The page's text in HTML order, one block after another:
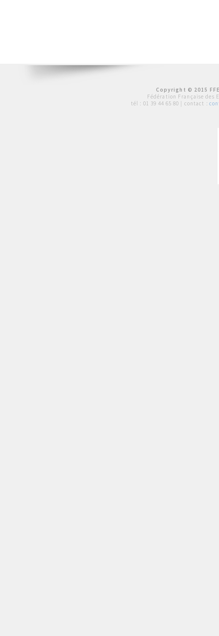
Copyright © 2015
Fédération Française des
tél : 01 39 44 65 80 | contact :